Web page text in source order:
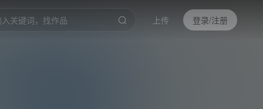
上传 登录/注册
/4:31 倍速 高清 截取